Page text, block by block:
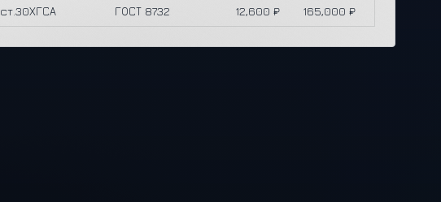
ст.30ХГСА ГОСТ 8732 12,600 ₽ 165,000 ₽